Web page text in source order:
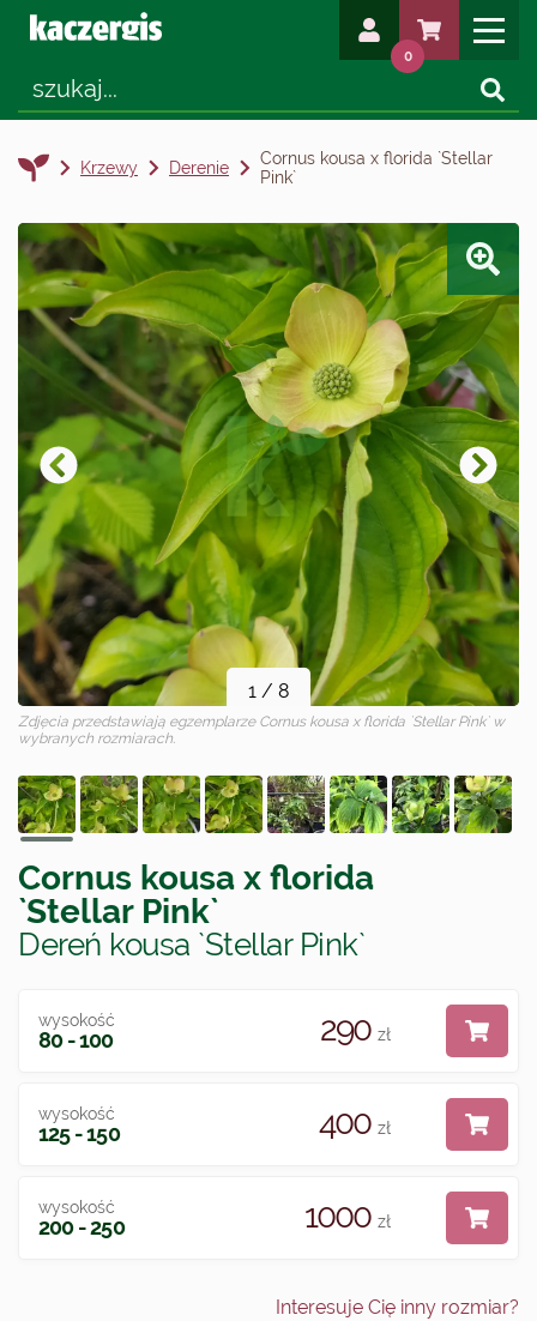
0
Krzewy Derenie
Cornus kousa x florida `Stellar
Pink`
1 / 8
Zdjęcia przedstawiają egzemplarze Cornus kousa x florida `Stellar Pink`w
wybranych rozmiarach.
Cornus kousa x florida
`Stellar Pink`
Dereń kousa `Stellar Pink`
wysokość
80 - 100 290 zł
wysokość
125 - 150 400 zł
wysokość
200 - 250 1000 zł
Interesuje Cię inny rozmiar?